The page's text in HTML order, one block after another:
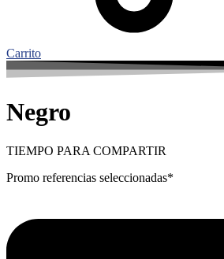
Carrito
Negro
TIEMPO PARA COMPARTIR
Promo referencias seleccionadas*